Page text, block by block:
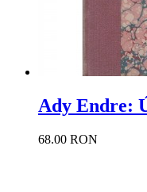
Ady Endre:
68.00 RON